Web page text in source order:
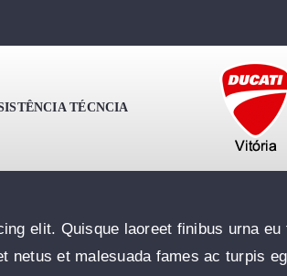
TÉCNCIA
Solar Panels
elit. Quisque laoreet finibus urna eu
netus et malesuada fames ac turpis